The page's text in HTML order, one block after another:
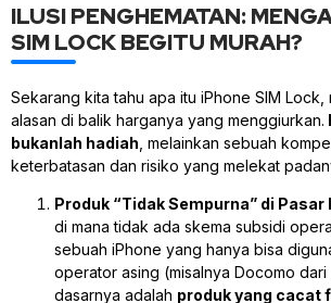
ILUSI PENGHEMATAN:
SIM LOCK BEGITU MURAH?
Sekarang kita tahu apa itu iPhone SIM Lock,
alasan di balik harganya yang menggiurkan.
bukanlah hadiah , melainkan sebuah
keterbatasan dan risiko yang melekat
Produk “Tidak Sempurna” di Pasar
di mana tidak ada skema subsidi
sebuah iPhone yang hanya bisa
operator asing (misalnya Docomo
dasarnya adalah produk yang cacat